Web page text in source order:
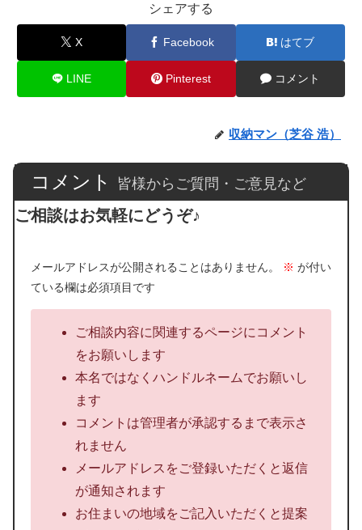
シェアする
X Facebook はてブ
LINE Pinterest コメント
収納マン（芝谷 浩）
コメント 皆様からご質問・ご意見など
ご相談はお気軽にどうぞ♪
メールアドレスが公開されることはありません。 ※ が付い
ている欄は必須項目です
ご相談内容に関連するページにコメント
をお願いします
本名ではなくハンドルネームでお願いし
ます
コメントは管理者が承認するまで表示さ
れません
メールアドレスをご登録いただくと返信
が通知されます
お住まいの地域をご記入いただくと提案